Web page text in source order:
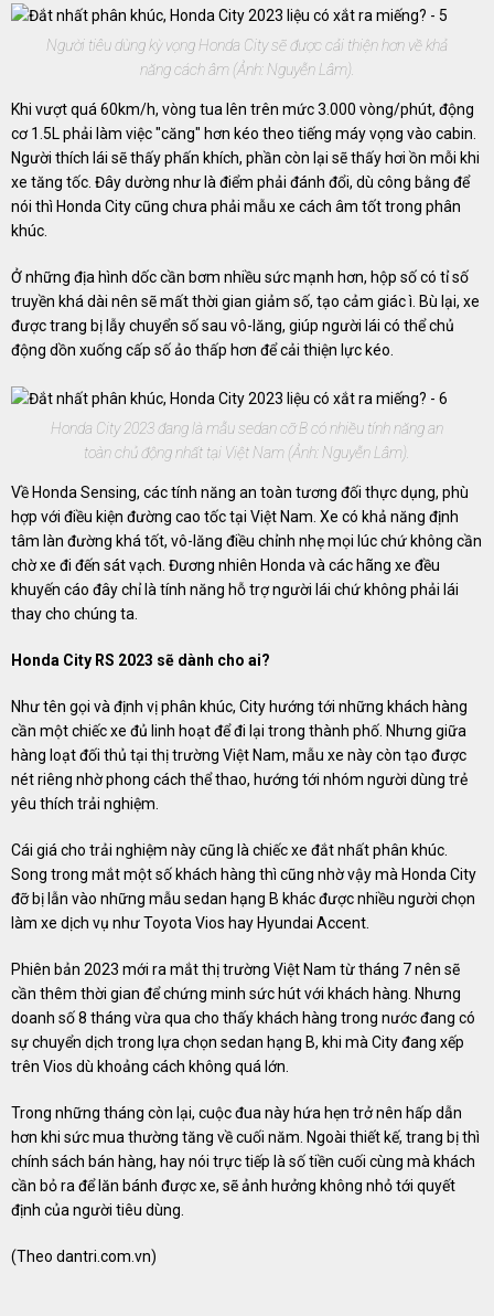
Người tiêu dùng kỳ vọng Honda City sẽ được cải thiện hơn về khả
năng cách âm (Ảnh: Nguyễn Lâm).
Khi vượt quá 60km/h, vòng tua lên trên mức 3.000 vòng/phút, động
cơ 1.5L phải làm việc "căng" hơn kéo theo tiếng máy vọng vào cabin.
Người thích lái sẽ thấy phấn khích, phần còn lại sẽ thấy hơi ồn mỗi khi
xe tăng tốc. Đây dường như là điểm phải đánh đổi, dù công bằng để
nói thì Honda City cũng chưa phải mẫu xe cách âm tốt trong phân
khúc.
Ở những địa hình dốc cần bơm nhiều sức mạnh hơn, hộp số có tỉ số
truyền khá dài nên sẽ mất thời gian giảm số, tạo cảm giác ì. Bù lại, xe
được trang bị lẫy chuyển số sau vô-lăng, giúp người lái có thể chủ
động dồn xuống cấp số ảo thấp hơn để cải thiện lực kéo.
Honda City 2023 đang là mẫu sedan cỡ B có nhiều tính năng an
toàn chủ động nhất tại Việt Nam (Ảnh: Nguyễn Lâm).
Về Honda Sensing, các tính năng an toàn tương đối thực dụng, phù
hợp với điều kiện đường cao tốc tại Việt Nam. Xe có khả năng định
tâm làn đường khá tốt, vô-lăng điều chỉnh nhẹ mọi lúc chứ không cần
chờ xe đi đến sát vạch. Đương nhiên Honda và các hãng xe đều
khuyến cáo đây chỉ là tính năng hỗ trợ người lái chứ không phải lái
thay cho chúng ta.
Honda City RS 2023 sẽ dành cho ai?
Như tên gọi và định vị phân khúc, City hướng tới những khách hàng
cần một chiếc xe đủ linh hoạt để đi lại trong thành phố. Nhưng giữa
hàng loạt đối thủ tại thị trường Việt Nam, mẫu xe này còn tạo được
nét riêng nhờ phong cách thể thao, hướng tới nhóm người dùng trẻ
yêu thích trải nghiệm.
Cái giá cho trải nghiệm này cũng là chiếc xe đắt nhất phân khúc.
Song trong mắt một số khách hàng thì cũng nhờ vậy mà Honda City
đỡ bị lẫn vào những mẫu sedan hạng B khác được nhiều người chọn
làm xe dịch vụ như Toyota Vios hay Hyundai Accent.
Phiên bản 2023 mới ra mắt thị trường Việt Nam từ tháng 7 nên sẽ
cần thêm thời gian để chứng minh sức hút với khách hàng. Nhưng
doanh số 8 tháng vừa qua cho thấy khách hàng trong nước đang có
sự chuyển dịch trong lựa chọn sedan hạng B, khi mà City đang xếp
trên Vios dù khoảng cách không quá lớn.
Trong những tháng còn lại, cuộc đua này hứa hẹn trở nên hấp dẫn
hơn khi sức mua thường tăng về cuối năm. Ngoài thiết kế, trang bị thì
chính sách bán hàng, hay nói trực tiếp là số tiền cuối cùng mà khách
cần bỏ ra để lăn bánh được xe, sẽ ảnh hưởng không nhỏ tới quyết
định của người tiêu dùng.
(Theo dantri.com.vn)